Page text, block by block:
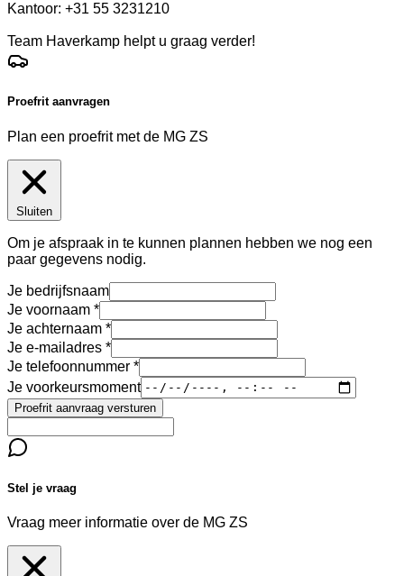
Kantoor: +31 55 3231210
Team Haverkamp helpt u graag verder!
Proefrit aanvragen
Plan een proefrit met de MG ZS
Sluiten
Om je afspraak in te kunnen plannen hebben we nog een
paar gegevens nodig.
Je bedrijfsnaam
Je voornaam
Je achternaam
Je e-mailadres
Je telefoonnummer
Je voorkeursmoment
Proefrit aanvraag versturen
Stel je vraag
Vraag meer informatie over de MG ZS